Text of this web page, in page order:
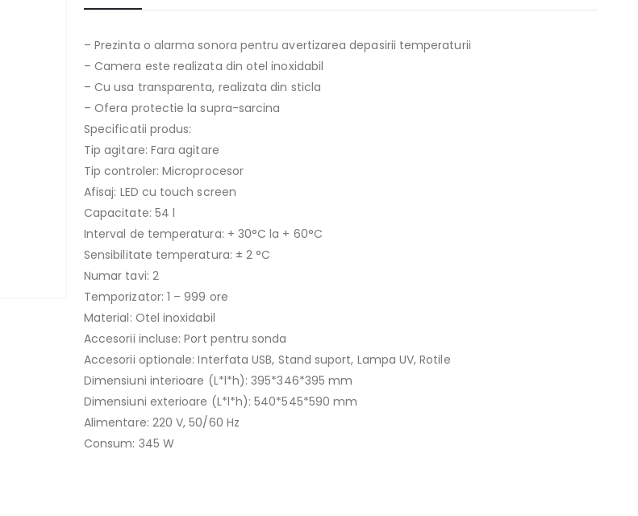
– Prezinta o alarma sonora pentru avertizarea depasirii temperaturii
– Camera este realizata din otel inoxidabil
– Cu usa transparenta, realizata din sticla
– Ofera protectie la supra-sarcina
Specificatii produs:
Tip agitare: Fara agitare
Tip controler: Microprocesor
Afisaj: LED cu touch screen
Capacitate: 54 l
Interval de temperatura: + 30°C la + 60°C
Sensibilitate temperatura: ± 2 °C
Numar tavi: 2
Temporizator: 1 – 999 ore
Material: Otel inoxidabil
Accesorii incluse: Port pentru sonda
Accesorii optionale: Interfata USB, Stand suport, Lampa UV, Rotile
Dimensiuni interioare (L*l*h): 395*346*395 mm
Dimensiuni exterioare (L*l*h): 540*545*590 mm
Alimentare: 220 V, 50/60 Hz
Consum: 345 W